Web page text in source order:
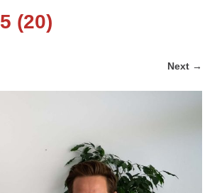
(20)
Next →